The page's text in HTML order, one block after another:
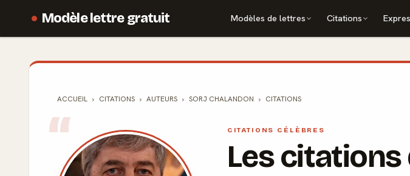
Modèle lettre gratuit Modèles de lettres Citations
ACCUEIL CITATIONS AUTEURS SORJ CHALANDON CITATIONS
CITATIONS CÉLÈBRES
Les citations